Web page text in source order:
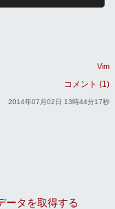
Vim
コメント (1)
2014年07月02日 13時44分17秒
ータを取得する